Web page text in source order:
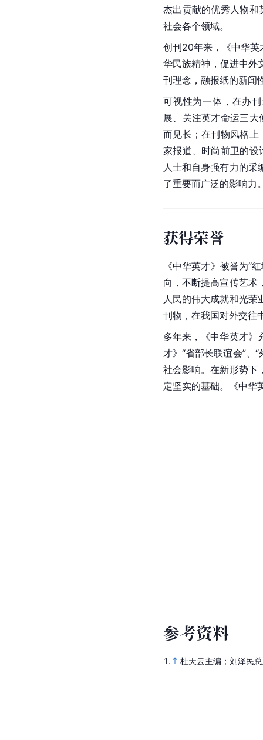
杰出贡献的优秀人物和
社会各个领域。
创刊20年来，《中华英
华民族精神 ，促进中
刊理念，融报纸的新闻
可视性为一体，在办
展、关注英才命运三
而见长；在刊物风格上
家报道、时尚前卫的设
人士和自身强有力的
了重要而广泛的影响力
获得荣誉
《中华英才》被誉为“
向，不断提高宣传艺术
人民的伟大成就和光
刊物，在我国对外交往
多年来，《中华英才》
才》“省部长联谊会”、
社会影响。在新形势下
定坚实的基础。《中华
参考资料
1. 杜天云主编；刘泽民